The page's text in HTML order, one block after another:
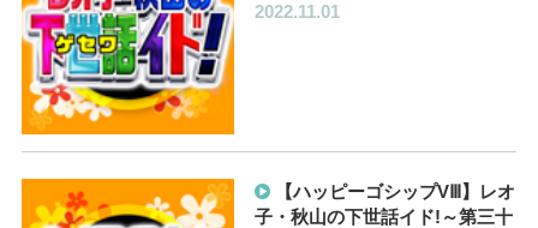
2022.11.01
【ハッピーゴシップVⅢ】レオ
子・秋山の下世話イド!～第三十